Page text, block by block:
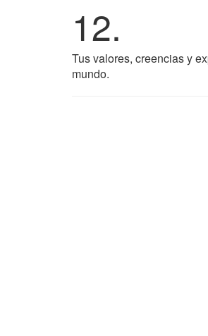
12.
Tus valores, creencias y
mundo.